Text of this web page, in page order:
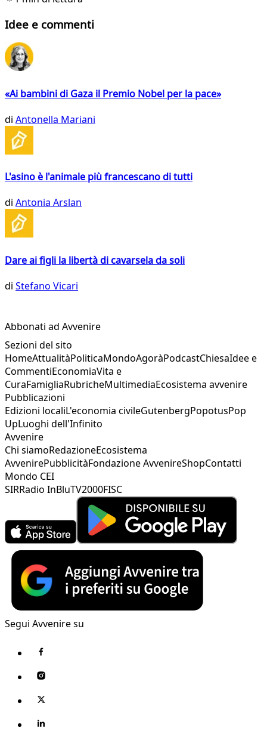
Idee e commenti
«Ai bambini di Gaza il Premio Nobel per la pace»
di Antonella Mariani
L'asino è l'animale più francescano di tutti
di Antonia Arslan
Dare ai figli la libertà di cavarsela da soli
di Stefano Vicari
Abbonati ad Avvenire
Sezioni del sito
HomeAttualitàPoliticaMondoAgoràPodcastChiesaIdee e
CommentiEconomiaVita e
CuraFamigliaRubricheMultimediaEcosistema avvenire
Pubblicazioni
Edizioni localiL'economia civileGutenbergPopotusPop
UpLuoghi dell'Infinito
Avvenire
Chi siamoRedazioneEcosistema
AvvenirePubblicitàFondazione AvvenireShopContatti
Mondo CEI
SIRRadio InBluTV2000FISC
Segui Avvenire su